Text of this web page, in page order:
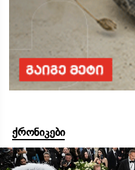
ქრონიკები